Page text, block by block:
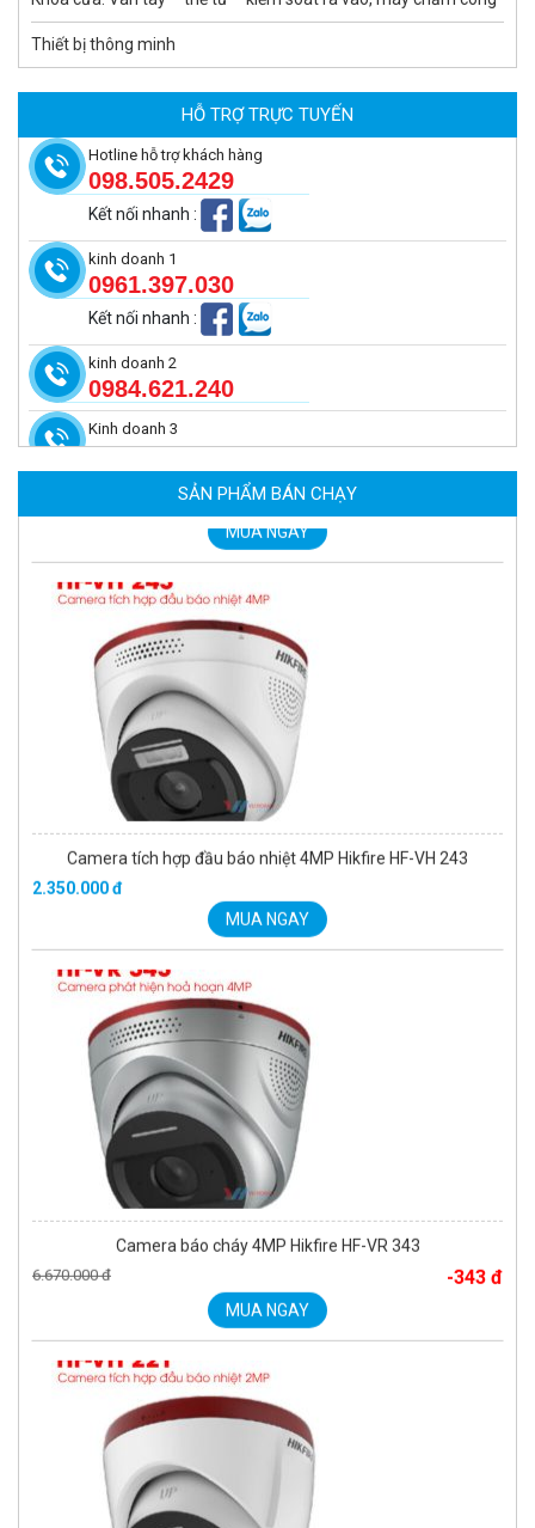
Thiết bị thông minh
HỖ TRỢ TRỰC TUYẾN
Hotline hỗ trợ khách hàng
098.505.2429
Kết nối nhanh :
kinh doanh 1
0961.397.030
Kết nối nhanh :
kinh doanh 2
0984.621.240
Kinh doanh 3
SẢN PHẨM BÁN CHẠY
Camera tích hợp đầu báo nhiệt 2MP Hikfire HF-VH 221
1.679.000 đ
MUA NGAY
Camera tích hợp đầu báo nhiệt 2MP Hikfire HF-VH 223
MUA NGAY
Camera tích hợp đầu báo nhiệt 4MP Hikfire HF-VH 243
2.350.000 đ
MUA NGAY
Camera báo cháy 4MP Hikfire HF-VR 343
MUA NGAY